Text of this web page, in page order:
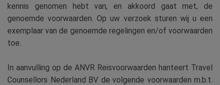
kennis genomen hebt van, en akkoord gaat met, de
genoemde voorwaarden. Op uw verzoek sturen wij u een
exemplaar van de genoemde regelingen en/of voorwaarden
toe.
In aanvulling op de ANVR Reisvoorwaarden hanteert Travel
Counsellors Nederland BV de volgende voorwaarden m.b.t.